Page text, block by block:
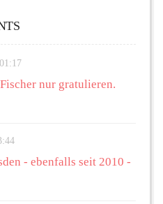
nur gratulieren.
- ebenfalls seit 2010 -